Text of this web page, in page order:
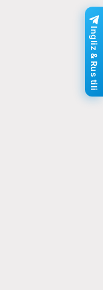
Ingliz & Rus tili